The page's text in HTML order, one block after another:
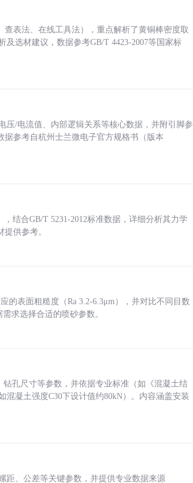
表法、在线工具法），重点解析了黄铜棒密度取
及选材建议，数据参考GB/T 4423-2007等国家标
压/电流值、内部逻辑关系等核心数据，并附引脚参
参考自杭州士兰微电子官方规格书（版本
结合GB/T 5231-2012标准数据，详细分析其力学
供参考。
的表面粗糙度（Ra 3.2-6.3μm），并对比不同目数
求选择合适的喷砂参数。
孔尺寸等参数，并依据专业标准（如《混凝土结
混凝土强度C30下设计值约80kN）。内容涵盖安装
距、公差等关键参数，并提供专业数据来源